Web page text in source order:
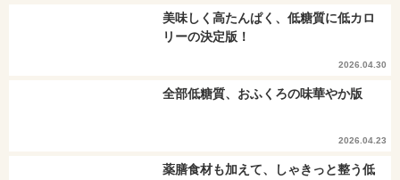
美味しく高たんぱく、低糖質に低カロ
リーの決定版！
2026.04.30
全部低糖質、おふくろの味華やか版
2026.04.23
薬膳食材も加えて、しゃきっと整う低